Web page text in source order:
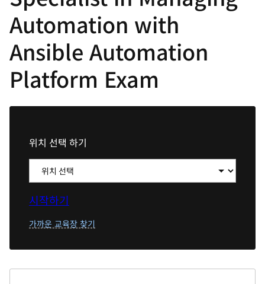
Automation with
Ansible Automation
Platform Exam
위치 선택 하기
시작하기
가까운 교육장 찾기